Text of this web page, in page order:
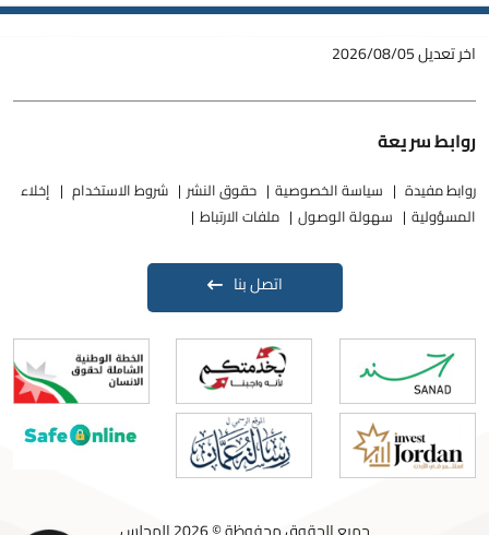
اخر تعديل2026/08/05
روابط سريعة
روابط مفيدة سياسة الخصوصية حقوق النشر شروط الاستخدام
إخلاء
المسؤولية
سهولة الوصول ملفات الارتباط
اتصل بنا